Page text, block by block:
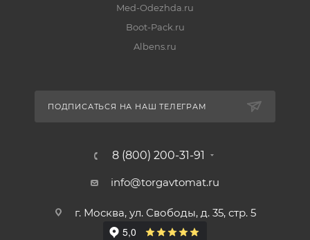
Med-Odezhda.ru
Boot-Pack.ru
Albens.ru
ПОДПИСАТЬСЯ НА НАШ ТЕЛЕГРАМ
8 (800) 200-31-91
info@torgavtomat.ru
г. Москва, ул. Свободы, д. 35, стр. 5